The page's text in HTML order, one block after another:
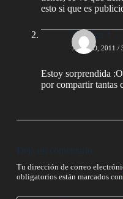
esto si que es
A Aybar J
7 MAYO, 2011 /
Estoy sorprendida
por compartir tantas
Deja un comentario
Tu dirección de correo
obligatorios están marcados con